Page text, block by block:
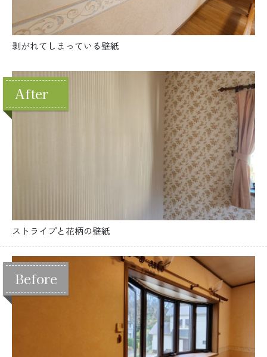
剥がれてしまっている壁紙
ストライプと花柄の壁紙